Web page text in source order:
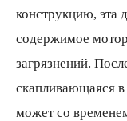
конструкцию, эта
содержимое
загрязнений.
скапливающаяся
может со